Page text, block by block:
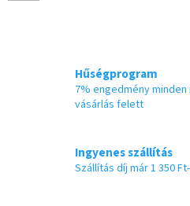
Hűségprogram
7% engedmény
vásárlás felett
Ingyenes szállítás
Szállítás díj már 1 350